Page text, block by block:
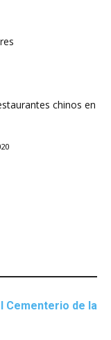
chinos en
Cementerio de la